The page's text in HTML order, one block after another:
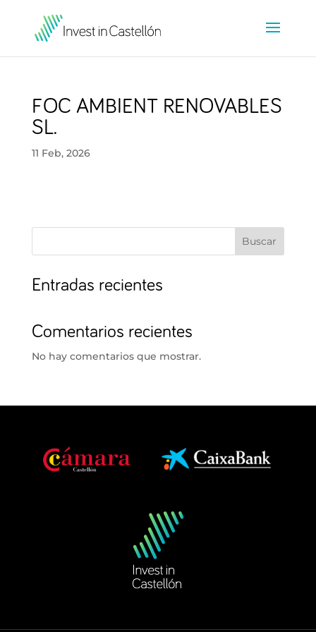
FOC AMBIENT RENOVABLES
SL.
11 Feb, 2026
Buscar
Entradas recientes
Comentarios recientes
No hay comentarios que mostrar.